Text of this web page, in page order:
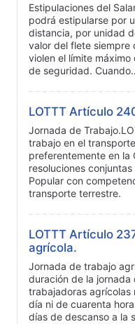
Estipulaciones del
podrá estipularse por
distancia, por unidad
valor del flete siempre
violen el límite
de seguridad.
LOTTT Artículo
Jornada de
trabajo en el
preferentemente en la
resoluciones
Popular con
transporte terrestre.
LOTTT Artículo
agrícola.
Jornada de trabajo
duración de la
trabajadoras agrícolas
día ni de cuarenta
días de descanso a la